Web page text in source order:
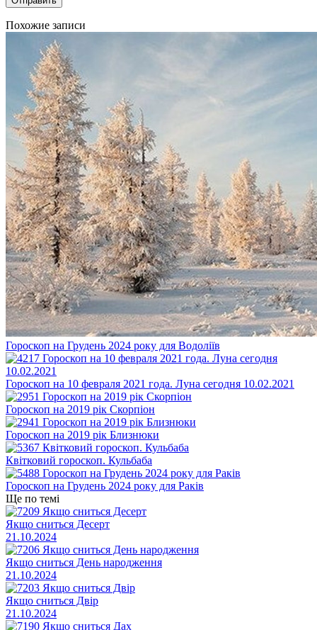
Похожие записи
Гороскоп на Грудень 2024 року для Водоліїв
Гороскоп на 10 февраля 2021 года. Луна сегодня 10.02.2021
Гороскоп на 2019 рік Скорпіон
Гороскоп на 2019 рік Близнюки
Квітковий гороскоп. Кульбаба
Гороскоп на Грудень 2024 року для Раків
Ще по темі
Якщо сниться Десерт
21.10.2024
Якщо сниться День народження
21.10.2024
Якщо сниться Двір
21.10.2024